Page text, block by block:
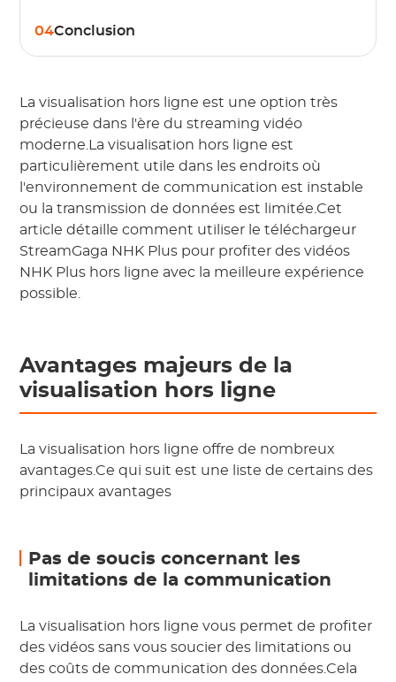
04Conclusion
La visualisation hors ligne est une option très
précieuse dans l'ère du streaming vidéo
moderne.La visualisation hors ligne est
particulièrement utile dans les endroits où
l'environnement de communication est instable
ou la transmission de données est limitée.Cet
article détaille comment utiliser le téléchargeur
StreamGaga NHK Plus pour profiter des vidéos
NHK Plus hors ligne avec la meilleure expérience
possible.
Avantages majeurs de la
visualisation hors ligne
La visualisation hors ligne offre de nombreux
avantages.Ce qui suit est une liste de certains des
principaux avantages
Pas de soucis concernant les
limitations de la communication
La visualisation hors ligne vous permet de profiter
des vidéos sans vous soucier des limitations ou
des coûts de communication des données.Cela